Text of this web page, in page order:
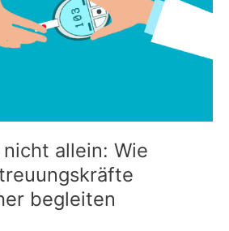
allein: Wie
begleiten